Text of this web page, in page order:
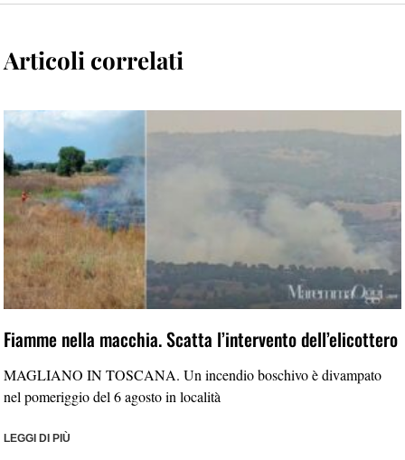
Articoli correlati
Fiamme nella macchia. Scatta l’intervento dell’elicottero
MAGLIANO IN TOSCANA. Un incendio boschivo è divampato
nel pomeriggio del 6 agosto in località
LEGGI DI PIÙ